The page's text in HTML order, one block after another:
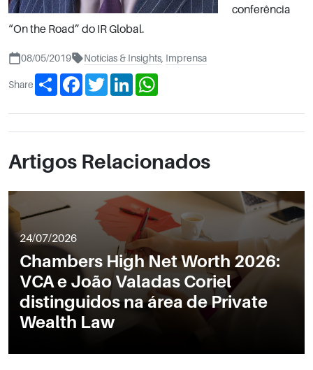
conferência
“On the Road” do IR Global.
08/05/2019 Notícias & Insights Imprensa
Share Share FacebookTwitterLinkedIn
Artigos Relacionados
24/07/2026
Chambers High Net Worth 2026:
VCA e João Valadas Coriel
distinguidos na área de Private
Wealth Law